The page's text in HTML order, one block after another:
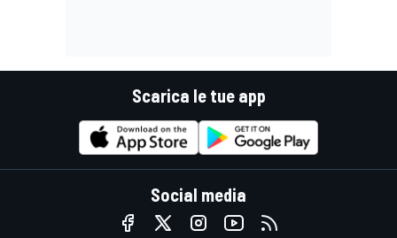
Scarica le tue app
Social media